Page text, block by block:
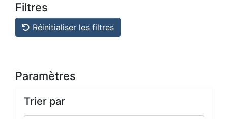
Filtres
Réinitialiser les filtres
Paramètres
Trier par